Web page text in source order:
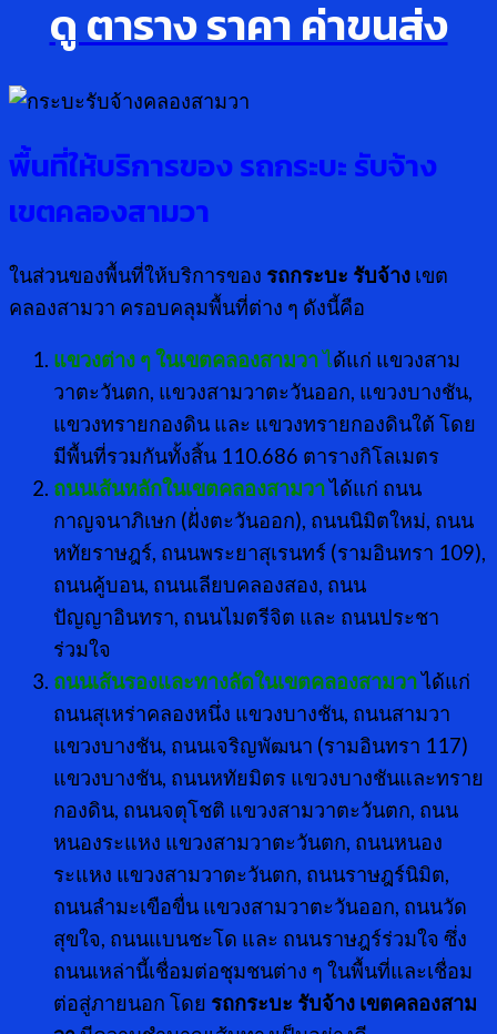
ดู ตาราง ราคา ค่าขนส่ง
พื้นที่ให้บริการของ รถกระบะ รับจ้าง
เขตคลองสามวา
ในส่วนของพื้นที่ให้บริการของ รถกระบะ รับจ้าง เขต
คลองสามวา ครอบคลุมพื้นที่ต่าง ๆ ดังนี้คือ
แขวงต่าง ๆ ในเขตคลองสามวาได้แก่ แขวงสาม
วาตะวันตก, แขวงสามวาตะวันออก, แขวงบางชัน,
แขวงทรายกองดิน และ แขวงทรายกองดินใต้ โดย
มีพื้นที่รวมกันทั้งสิ้น 110.686 ตารางกิโลเมตร
ถนนเส้นหลักในเขตคลองสามวาได้แก่ ถนน
กาญจนาภิเษก (ฝั่งตะวันออก), ถนนนิมิตใหม่, ถนน
หทัยราษฎร์, ถนนพระยาสุเรนทร์ (รามอินทรา 109),
ถนนคู้บอน, ถนนเลียบคลองสอง, ถนน
ปัญญาอินทรา, ถนนไมตรีจิต และ ถนนประชา
ร่วมใจ
ถนนเส้นรองและทางลัดในเขตคลองสามวาได้แก่
ถนนสุเหร่าคลองหนึ่ง แขวงบางชัน, ถนนสามวา
แขวงบางชัน, ถนนเจริญพัฒนา (รามอินทรา 117)
แขวงบางชัน, ถนนหทัยมิตร แขวงบางชันและทราย
กองดิน, ถนนจตุโชติ แขวงสามวาตะวันตก, ถนน
หนองระแหง แขวงสามวาตะวันตก, ถนนหนอง
ระแหง แขวงสามวาตะวันตก, ถนนราษฎร์นิมิต,
ถนนลำมะเขือขื่น แขวงสามวาตะวันออก, ถนนวัด
สุขใจ, ถนนแบนชะโด และ ถนนราษฎร์ร่วมใจ ซึ่ง
ถนนเหล่านี้เชื่อมต่อชุมชนต่าง ๆ ในพื้นที่และเชื่อม
ต่อสู่ภายนอก โดย รถกระบะ รับจ้าง เขตคลองสาม